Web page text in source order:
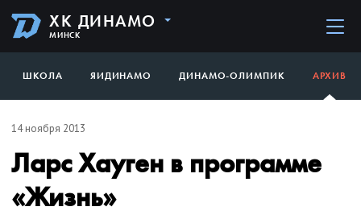
ХК ДИНАМО
МИНСК
ШКОЛА ЯИДИНАМО ДИНАМО-ОЛИМПИК АРХИВ
14 ноября 2013
Ларс Хауген в программе
«Жизнь»